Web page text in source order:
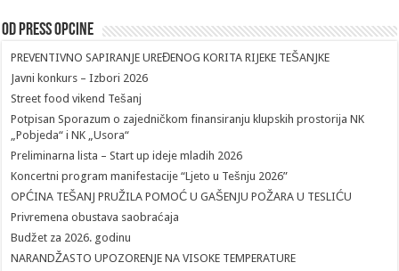
Od Press Opcine
PREVENTIVNO SAPIRANJE UREĐENOG KORITA RIJEKE TEŠANJKE
Javni konkurs – Izbori 2026
Street food vikend Tešanj
Potpisan Sporazum o zajedničkom finansiranju klupskih prostorija NK
„Pobjeda“ i NK „Usora“
Preliminarna lista – Start up ideje mladih 2026
Koncertni program manifestacije “Ljeto u Tešnju 2026”
OPĆINA TEŠANJ PRUŽILA POMOĆ U GAŠENJU POŽARA U TESLIĆU
Privremena obustava saobraćaja
Budžet za 2026. godinu
NARANDŽASTO UPOZORENJE NA VISOKE TEMPERATURE